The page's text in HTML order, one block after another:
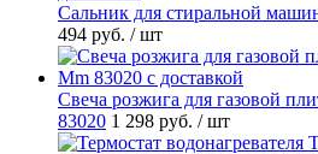
Cальник для стиральной
494 руб. / шт
Свеча розжига для газовой
83020 1 298 руб. / шт